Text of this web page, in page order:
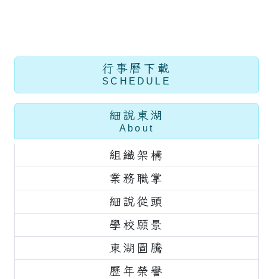
行事曆下載
SCHEDULE
細說東湖
About
組織架構
業務職掌
細說從頭
學校願景
東湖圖騰
歷年榮譽